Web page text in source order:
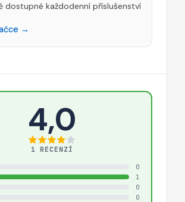
dostupné každodenní příslušenství
→
4,0
1 RECENZÍ
0
1
0
0